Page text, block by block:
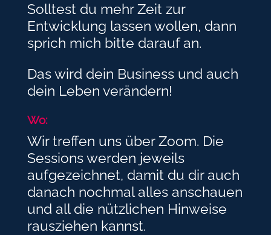
Solltest du mehr Zeit zur
Entwicklung lassen wollen, dann
sprich mich bitte darauf an.
Das wird dein Business und auch
dein Leben verändern!
Wo:
Wir treffen uns über Zoom. Die
Sessions werden jeweils
aufgezeichnet, damit du dir auch
danach nochmal alles anschauen
und all die nützlichen Hinweise
rausziehen kannst.